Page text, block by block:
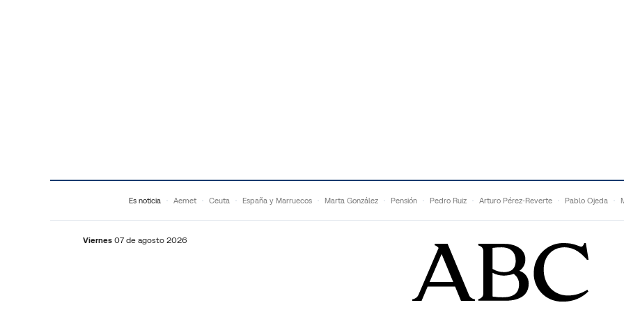
Es noticia Aemet Ceuta España y Marruecos Marta González Pensión Pedro Ruiz Arturo Pérez-Reverte Pablo Ojeda
Viernes 07 de agosto 2026